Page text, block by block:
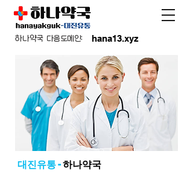
hana13.xyz
하나약국 다음도메인:
대진유통 -하나약국